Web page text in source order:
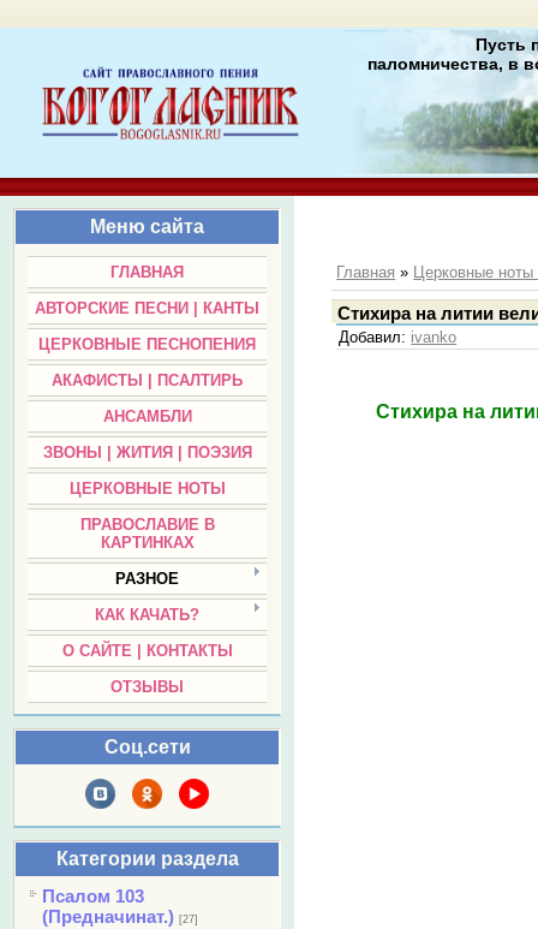
Пусть
паломничества, в
Меню сайта
ГЛАВНАЯ
АВТОРСКИЕ ПЕСНИ | КАНТЫ
ЦЕРКОВНЫЕ ПЕСНОПЕНИЯ
АКАФИСТЫ | ПСАЛТИРЬ
АНСАМБЛИ
ЗВОНЫ | ЖИТИЯ | ПОЭЗИЯ
ЦЕРКОВНЫЕ НОТЫ
ПРАВОСЛАВИЕ В
КАРТИНКАХ
РАЗНОЕ
КАК КАЧАТЬ?
О САЙТЕ | КОНТАКТЫ
ОТЗЫВЫ
Соц.сети
Категории раздела
Псалом 103
(Предначинат.) [27]
Главная » Церковные ноты
Стихира на литии
Добавил: ivanko
Стихира на